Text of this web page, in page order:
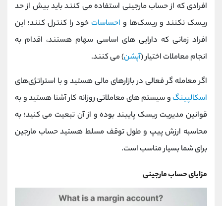
افرادی که از حساب مارجینی استفاده می کنند باید بیش از حد
ریسک نکنند و ریسک‌ها و احساسات خود را کنترل ‌کنند؛ این
افراد زمانی که دارایی ‌های اساسی سهام هستند، اقدام به
انجام معاملات اختیار (آپشن) می ‌کنند.
اگر معامله گر فعالی در بازارهای مالی هستید و با استراتژی‌های
اسکالپینگ و سیستم ‌های معاملاتی روزانه کار آشنا هستید و به
قوانین مدیریت ریسک پایبند بوده و از آن تبعیت می کنید؛ به
محاسبه ارزش پیپ و طول توقف مسلط هستید حساب مارجین
برای شما بسیار مناسب است.
مزایای حساب مارجینی